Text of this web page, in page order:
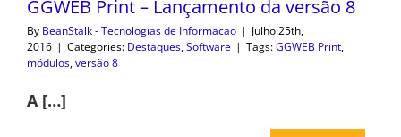
GGWEB Print – Lançamento da versão 8
By BeanStalk - Tecnologias de Informacao | Julho 25th,
2016 | Categories: Destaques,Software | Tags:GGWEB Print,
módulos,versão 8
A […]